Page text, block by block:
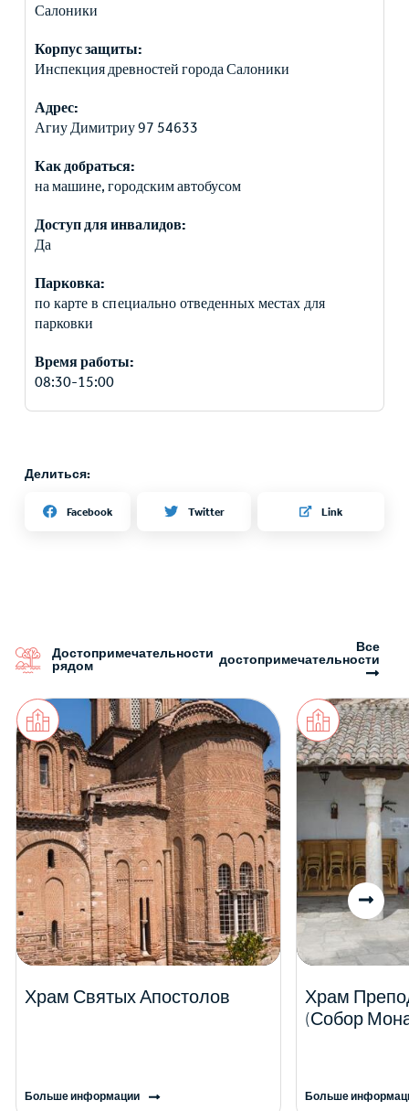
Салоники
Корпус защиты:
Инспекция древностей города Салоники
Адрес:
Агиу Димитриу 97 54633
Как добраться:
на машине, городским автобусом
Доступ для инвалидов:
Да
Парковка:
по карте в специально отведенных местах для
парковки
Время работы:
08:30-15:00
Делиться:
Facebook Twitter Link
Достопримечательности
рядом
Все
достопримечательности
Храм Святых Апостолов
Больше информации
Храм
(Собор
Больше